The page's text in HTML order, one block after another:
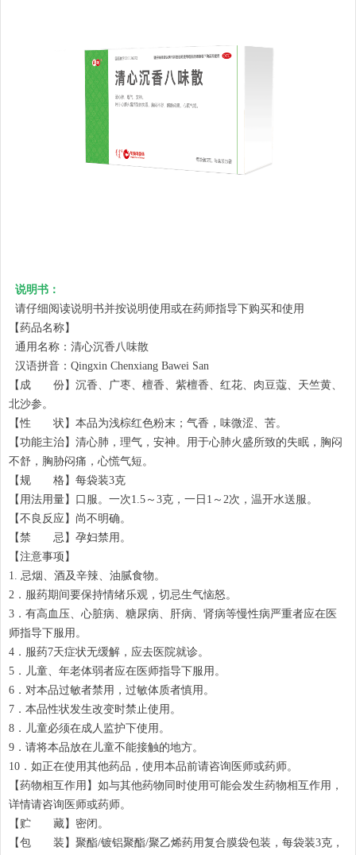
说明书：
请仔细阅读说明书并按说明使用或在药师指导下购买和使用
【药品名称】
通用名称：清心沉香八味散
汉语拼音：Qingxin Chenxiang Bawei San
【成 份】沉香、广枣、檀香、紫檀香、红花、肉豆蔻、天竺黄、
北沙参。
【性 状】本品为浅棕红色粉末；气香，味微涩、苦。
【功能主治】清心肺，理气，安神。用于心肺火盛所致的失眠，胸闷
不舒，胸胁闷痛，心慌气短。
【规 格】每袋装3克
【用法用量】口服。一次1.5～3克，一日1～2次，温开水送服。
【不良反应】尚不明确。
【禁 忌】孕妇禁用。
【注意事项】
1. 忌烟、酒及辛辣、油腻食物。
2．服药期间要保持情绪乐观，切忌生气恼怒。
3．有高血压、心脏病、糖尿病、肝病、肾病等慢性病严重者应在医
师指导下服用。
4．服药7天症状无缓解，应去医院就诊。
5．儿童、年老体弱者应在医师指导下服用。
6．对本品过敏者禁用，过敏体质者慎用。
7．本品性状发生改变时禁止使用。
8．儿童必须在成人监护下使用。
9．请将本品放在儿童不能接触的地方。
10．如正在使用其他药品，使用本品前请咨询医师或药师。
【药物相互作用】如与其他药物同时使用可能会发生药物相互作用，
详情请咨询医师或药师。
【贮 藏】密闭。
【包 装】聚酯/镀铝聚酯/聚乙烯药用复合膜袋包装，每袋装3克，